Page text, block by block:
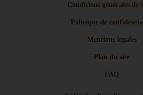
Conditions générales de
Politique de
Mentions légales
Plan du site
FAQ